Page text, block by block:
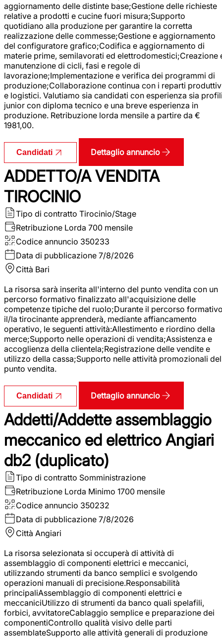
aggiornamento delle distinte base;Gestione delle richieste
relative a prodotti e cucine fuori misura;Supporto
quotidiano alla produzione per garantire la corretta
realizzazione delle commesse;Gestione e aggiornamento
del configuratore grafico;Codifica e aggiornamento di
materie prime, semilavorati ed elettrodomestici;Creazione
manutenzione di cicli, fasi e regole di
lavorazione;Implementazione e verifica dei programmi di
produzione;Collaborazione continua con i reparti
e logistici. Valutiamo sia candidati con esperienza sia
junior con diploma tecnico e una breve esperienza in
produzione. Retribuzione lorda mensile a partire da €
1981,00.
Candidati Dettaglio annuncio
ADDETTO/A VENDITA
TIROCINIO
Tipo di contratto Tirocinio/Stage
Retribuzione Lorda 700 mensile
Codice annuncio 350233
Data di pubblicazione 7/8/2026
Città Bari
La risorsa sarà inserita all'interno del punto vendita con un
percorso formativo finalizzato all'acquisizione delle
competenze tipiche del ruolo;Durante il percorso
il/la tirocinante apprenderà, mediante affiancamento
operativo, le seguenti attività:Allestimento e riordino della
merce;Supporto nelle operazioni di vendita;Assistenza e
accoglienza della clientela;Registrazione delle vendite e
utilizzo della cassa;Supporto nelle attività promozionali del
punto vendita.
Candidati Dettaglio annuncio
Addetti/Addette assemblaggio
meccanico ed elettrico Angiari
db2 (duplicato)
Tipo di contratto Somministrazione
Retribuzione Lorda Minimo 1700 mensile
Codice annuncio 350232
Data di pubblicazione 7/8/2026
Città Angiari
La risorsa selezionata si occuperà di attività di
assemblaggio di componenti elettrici e meccanici,
utilizzando strumenti da banco semplici e svolgendo
operazioni manuali di precisione.Responsabilità
principaliAssemblaggio di componenti elettrici e
meccaniciUtilizzo di strumenti da banco quali spelafili,
forbici, avvitatoreCablaggio semplice e preparazione dei
componentiControllo qualità visivo delle parti
assemblateSupporto alle attività generali di produzione